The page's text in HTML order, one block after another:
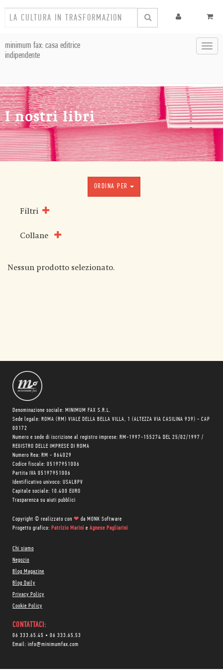
minimum fax: casa editrice
indipendente
I nostri libri
ORDINA PER
Filtri
Collane
Nessun prodotto selezionato.
Denominazione sociale: MINIMUM FAX S.R.L.
Sede legale: ROMA (RM) VIALE DELLA BELLA VILLA, 1 (ALTEZZA VIA CASILINA 939) - CAP
00172
Numero e sede di iscrizione al registro imprese: RM-1997-155274 DEL 25/02/1997 /
REGISTRO DELLE IMPRESE DI ROMA
Numero Rea: RM - 864029
Codice fiscale: 05197951006
Partita IVA 05197951006
Identificativo univoco: USAL8PV
Capitale sociale: 10.400 EURO
Trasparenza su aiuti pubblici
Copyright © realizzato con ❤ da MONK Software
Progetto grafico: Patrizio Marini e Agnese Pagliarini
Chi siamo
Negozio
Blog Magazine
Blog Daily
Privacy Policy
Cookie Policy
CONTATTACI:
06 333.65.45 • 06 333.65.53
Email: info@minimumfax.com